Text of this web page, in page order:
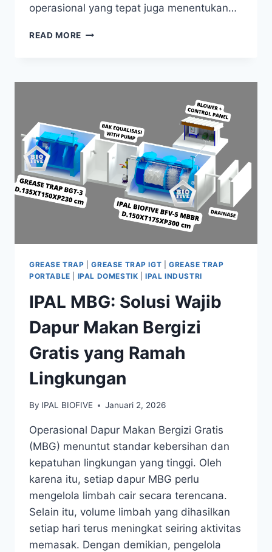
operasional yang tepat juga menentukan…
READ MORE STANDAR
REGULASI
BEST
PRACTICE
OPERASIONAL
GREASE TRAP |GREASE TRAP IGT |GREASE TRAP
PORTABLE
IPAL DOMESTIK |IPAL INDUSTRI
IPAL MBG: Solusi Wajib
Dapur Makan Bergizi
Gratis yang Ramah
Lingkungan
By IPAL BIOFIVE Januari 2, 2026
Operasional Dapur Makan Bergizi Gratis
(MBG) menuntut standar kebersihan dan
kepatuhan lingkungan yang tinggi. Oleh
karena itu, setiap dapur MBG perlu
mengelola limbah cair secara terencana.
Selain itu, volume limbah yang dihasilkan
setiap hari terus meningkat seiring aktivitas
memasak. Dengan demikian, pengelola